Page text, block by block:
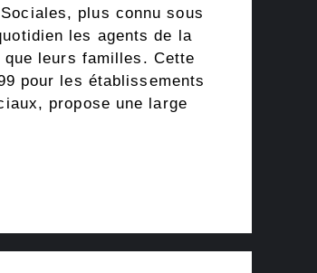
plus connu sous
les agents de la
leurs familles. Cette
pour les établissements
propose une large